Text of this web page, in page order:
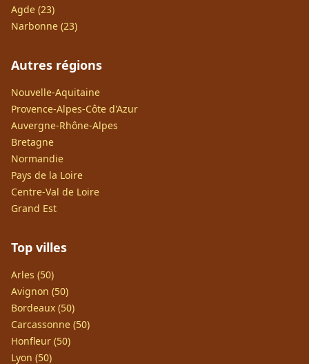
Agde (23)
Narbonne (23)
Autres régions
Nouvelle-Aquitaine
Provence-Alpes-Côte d'Azur
Auvergne-Rhône-Alpes
Bretagne
Normandie
Pays de la Loire
Centre-Val de Loire
Grand Est
Top villes
Arles (50)
Avignon (50)
Bordeaux (50)
Carcassonne (50)
Honfleur (50)
Lyon (50)